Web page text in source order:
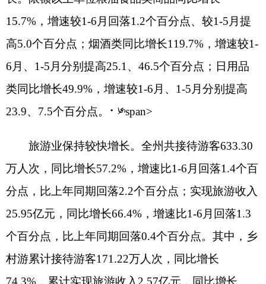
有色金属冶炼和压延加工业、电力、热力生产和供
动规上工业能耗增长2.2个百分点；非金属矿物制品
业、黑色金属冶炼和压延加工业分别下降1.8%、
29.7%，下拉规上工业能耗增长6.4个百分点。
分能源品种看，规模以上工业企业电力消费量
计17.5万吨，同比下降3.8%；焦炭消费量5.7万吨，
同比增长7.2%；天然气消费量4056万立方米，同比
增长29.6%；柴油消费量0.39万吨，同比增长
36.7%。
五、对外贸易增势强劲，出口增速快于进口
1-7月，全州外贸进出口总额55.43亿元，同比